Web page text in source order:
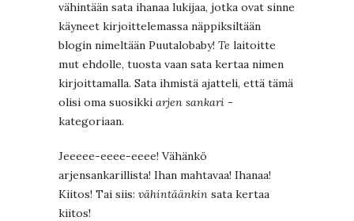
vähintään sata ihanaa lukijaa, jotka ovat sinne
käyneet kirjoittelemassa näppiksiltään
blogin nimeltään Puutalobaby! Te laitoitte
mut ehdolle, tuosta vaan sata kertaa nimen
kirjoittamalla. Sata ihmistä ajatteli, että tämä
olisi oma suosikki arjen sankari -
kategoriaan.
Jeeeee-eeee-eeee! Vähänkö
arjensankarillista! Ihan mahtavaa! Ihanaa!
Kiitos! Tai siis: vähintäänkin sata kertaa
kiitos!